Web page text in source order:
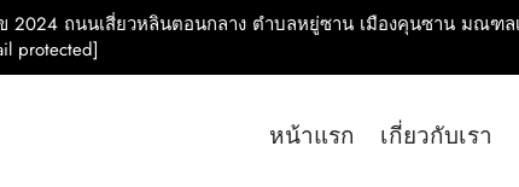
2024 ถนนเสี่ยวหลินตอนกลาง ตำบลหยู่ซาน เมืองคุนซาน มณฑล
protected]
หน้าแรก เกี่ยวกับเรา